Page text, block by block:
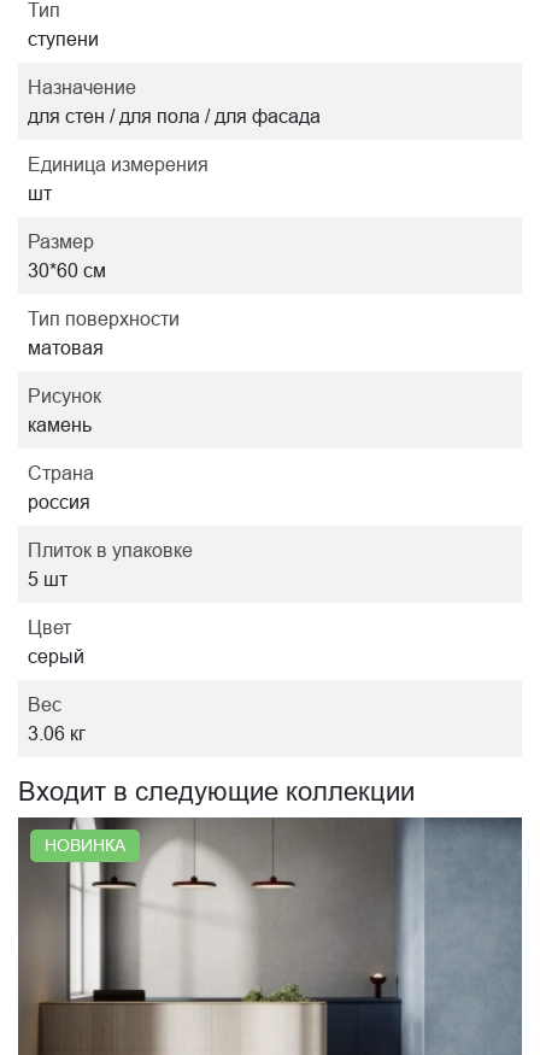
Тип
ступени
Назначение
для стен / для пола / для фасада
Единица измерения
шт
Размер
30*60 см
Тип поверхности
матовая
Рисунок
камень
Страна
россия
Плиток в упаковке
5 шт
Цвет
серый
Вес
3.06 кг
Входит в следующие коллекции
НОВИНКА